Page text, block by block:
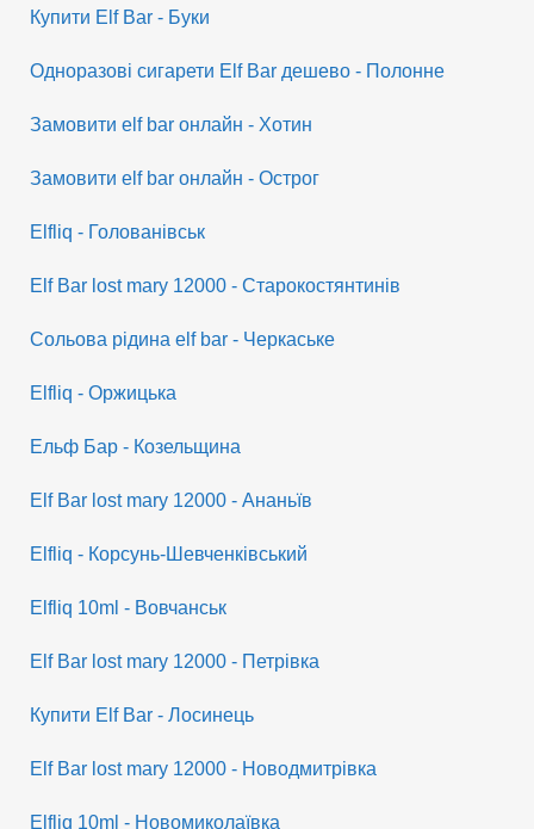
Купити Elf Bar - Буки
Одноразові сигарети Elf Bar дешево - Полонне
Замовити elf bar онлайн - Хотин
Замовити elf bar онлайн - Острог
Elfliq - Голованівськ
Elf Bar lost mary 12000 - Старокостянтинів
Сольова рідина elf bar - Черкаське
Elfliq - Оржицька
Ельф Бар - Козельщина
Elf Bar lost mary 12000 - Ананьїв
Elfliq - Корсунь-Шевченківський
Elfliq 10ml - Вовчанськ
Elf Bar lost mary 12000 - Петрівка
Купити Elf Bar - Лосинець
Elf Bar lost mary 12000 - Новодмитрівка
Elfliq 10ml - Новомиколаївка